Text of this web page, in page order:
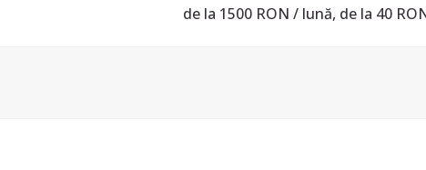
de la 1500 RON / lună, de la 40